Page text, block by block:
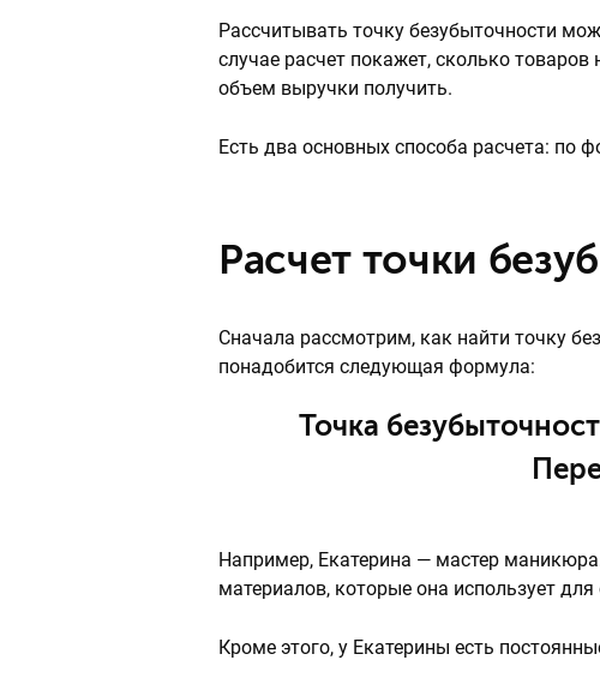
Рассчитывать точку безубыточности
случае расчет покажет, сколько
объем выручки получить.
Есть два основных способа расчета: по
Расчет точки
Сначала рассмотрим, как найти точку
понадобится следующая формула:
Точка
Например, Екатерина — мастер
материалов, которые она использует
Кроме этого, у Екатерины есть